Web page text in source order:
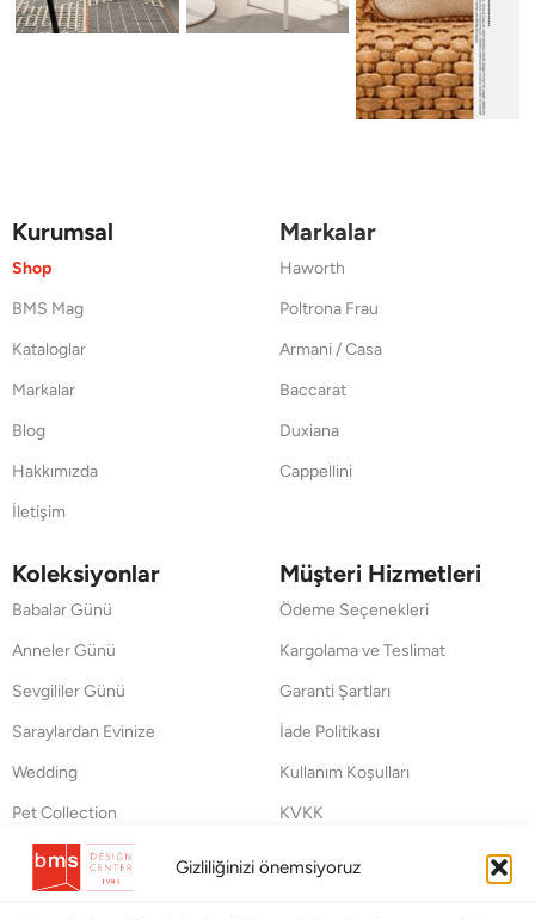
Gizliliğinizi önemsiyoruz
Kurumsal
Shop
BMS Mag
Kataloglar
Markalar
Blog
Hakkımızda
İletişim
Markalar
Haworth
Poltrona Frau
Armani / Casa
Baccarat
Duxiana
Cappellini
Koleksiyonlar
Babalar Günü
Anneler Günü
Sevgililer Günü
Saraylardan Evinize
Wedding
Pet Collection
Yılbaşı
Yat
Müşteri Hizmetleri
Ödeme Seçenekleri
Kargolama ve Teslimat
Garanti Şartları
İade Politikası
Kullanım Koşulları
KVKK